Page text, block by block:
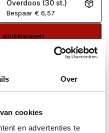
Over
cookies
en advertenties te
Overdoos (30 st.)
Bespaar€ 6,57
winkelwagen
verzonden*